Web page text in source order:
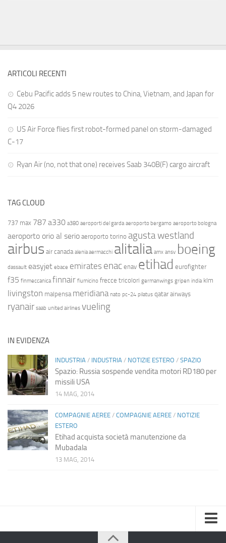
ARTICOLI RECENTI
Cebu Pacific adds 5 new routes to China, Vietnam, and Japan for
Q4 2026
US Air Force flies first robot-formed panel on storm-damaged
C-17
Ryan Air (no, not that one) receives Saab 340B(F) cargo aircraft
TAG CLOUD
737 max 787 a330 a380 aeroporti del garda aeroporto bergamo aeroporto bologna
aeroporto orio al serio aeroporto torino agusta westland
airbus air canada alenia aermacchi alitalia amx ansv boeing
dassault easyjet ebace emirates enac enav etihad eurofighter
f35 finmeccanica finnair fiumicino frecce tricolori germanwings gripen india klm
livingston malpensa meridiana nato pc-24 pilatus qatar airways
ryanair saab united airlines vueling
IN EVIDENZA
INDUSTRIA / INDUSTRIA / NOTIZIE ESTERO / SPAZIO
Spazio: Russia sospende vendita motori RD180 per
missili USA
14 MAG, 2014
COMPAGNIE AEREE / COMPAGNIE AEREE / NOTIZIE
ESTERO
Etihad acquista società manutenzione da
Mubadala
13 MAG, 2014